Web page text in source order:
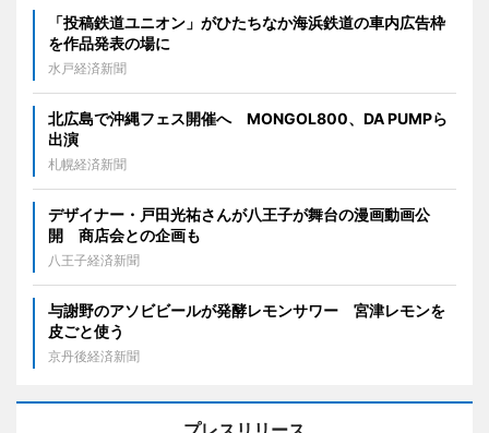
「投稿鉄道ユニオン」がひたちなか海浜鉄道の車内広告枠
を作品発表の場に
水戸経済新聞
北広島で沖縄フェス開催へ MONGOL800、DA PUMPら
出演
札幌経済新聞
デザイナー・戸田光祐さんが八王子が舞台の漫画動画公
開 商店会との企画も
八王子経済新聞
与謝野のアソビビールが発酵レモンサワー 宮津レモンを
皮ごと使う
京丹後経済新聞